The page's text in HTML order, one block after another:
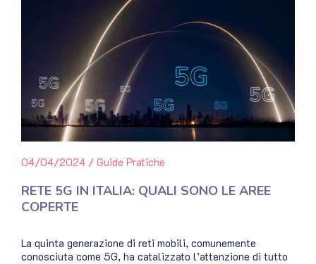
04/04/2024 / Guide Pratiche
RETE 5G IN ITALIA: QUALI SONO LE AREE
COPERTE
La quinta generazione di reti mobili, comunemente
conosciuta come 5G, ha catalizzato l’attenzione di tutto